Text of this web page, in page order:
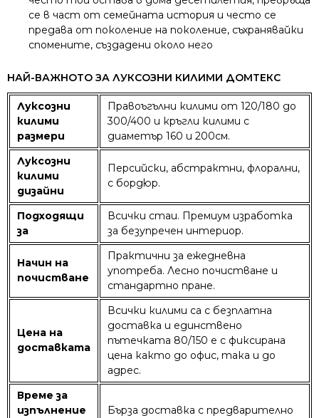
се в част от семейната история и често се
предава от поколение на поколение, съхранявайки
спомените, създадени около него
НАЙ-ВАЖНОТО ЗА ЛУКСОЗНИ КИЛИМИ ДОМТЕКС
Луксозни
килими
размери
Правоъгълни килими от 120/180 до
300/400 и кръгли килими с
диаметър 160 и 200см.
Луксозни
килими
дизайни
Персийски, абстрактни, флорални,
с бордюр.
Подходящи
за
Всички стаи. Премиум изработка
за безупречен интериор.
Начин на
почистване
Практични за ежедневна
употреба. Лесно почистване и
стандартно пране.
Цена на
доставката
Всички килими са с безплатна
доставка и единствено
пътечката 80/150 е с фиксирана
цена както до офис, така и до
адрес.
Време за
изпълнение
Бърза доставка с предварително